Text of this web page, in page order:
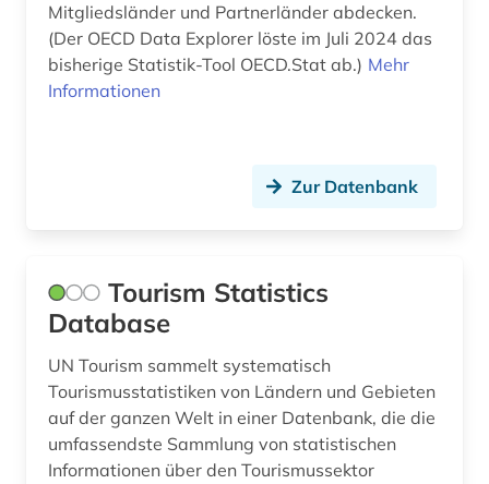
Mitgliedsländer und Partnerländer abdecken.
(Der OECD Data Explorer löste im Juli 2024 das
bisherige Statistik-Tool OECD.Stat ab.) Mehr
Informationen
Zur Datenbank
Tourism Statistics
Database
UN Tourism sammelt systematisch
Tourismusstatistiken von Ländern und Gebieten
auf der ganzen Welt in einer Datenbank, die die
umfassendste Sammlung von statistischen
Informationen über den Tourismussektor